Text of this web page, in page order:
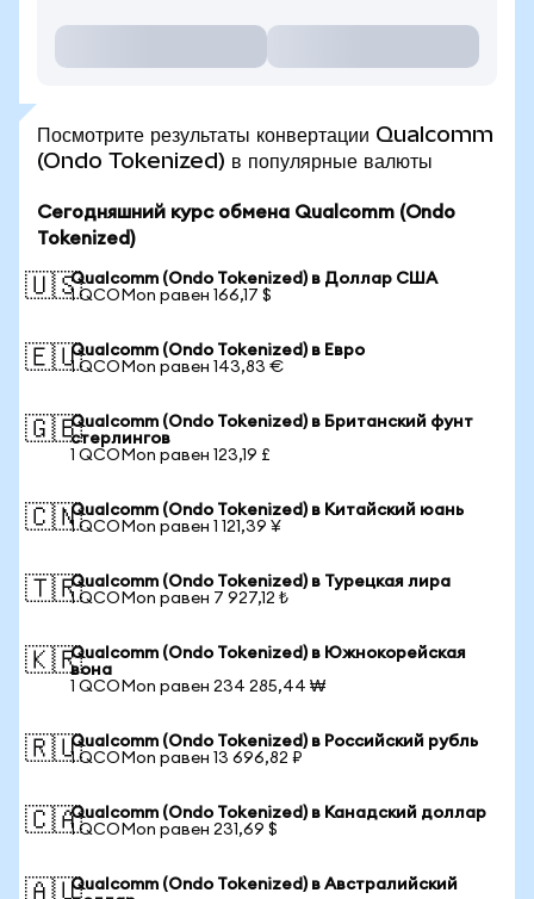
Посмотрите результаты конвертации Qualcomm
(Ondo Tokenized) в популярные валюты
Сегодняшний курс обмена Qualcomm (Ondo
Tokenized)
🇺🇸Qualcomm (Ondo Tokenized) в Доллар США
1 QCOMon равен 166,17 $
🇪🇺Qualcomm (Ondo Tokenized) в Евро
1 QCOMon равен 143,83 €
🇬🇧Qualcomm (Ondo Tokenized) в Британский фунт
стерлингов
1 QCOMon равен 123,19 £
🇨🇳Qualcomm (Ondo Tokenized) в Китайский юань
1 QCOMon равен 1 121,39 ¥
🇹🇷Qualcomm (Ondo Tokenized) в Турецкая лира
1 QCOMon равен 7 927,12 ₺
🇰🇷Qualcomm (Ondo Tokenized) в Южнокорейская
вона
1 QCOMon равен 234 285,44 ₩
🇷🇺Qualcomm (Ondo Tokenized) в Российский рубль
1 QCOMon равен 13 696,82 ₽
🇨🇦Qualcomm (Ondo Tokenized) в Канадский доллар
1 QCOMon равен 231,69 $
🇦🇺Qualcomm (Ondo Tokenized) в Австралийский